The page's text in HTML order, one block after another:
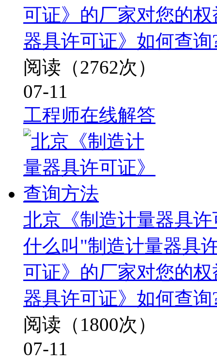
可证》的厂家对您的
器具许可证》如何查
阅读（2762次）
07-11
工程师在线解答
北京《制造计量器具
什么叫"制造计量器具
可证》的厂家对您的
器具许可证》如何查
阅读（1800次）
07-11